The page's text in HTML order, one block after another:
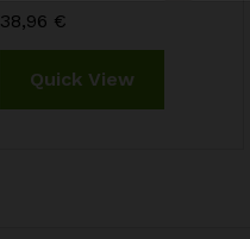
38,96 €
Quick View